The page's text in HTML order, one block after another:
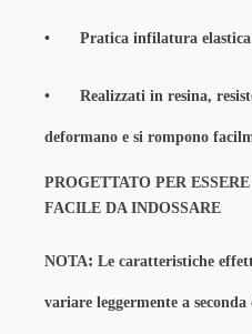
• Pratica infilatura elastica
• Realizzati in resina,
deformano e si rompono
PROGETTATO PER
FACILE DA INDOSSARE
NOTA: Le caratteristiche
variare leggermente a